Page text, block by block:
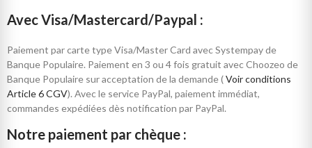
Avec Visa/Mastercard/Paypal :
Paiement par carte type Visa/Master Card avec Systempay de
Banque Populaire. Paiement en 3 ou 4 fois gratuit avec Choozeo de
Banque Populaire sur acceptation de la demande (Voir conditions
Article 6 CGV). Avec le service PayPal, paiement immédiat,
commandes expédiées dès notification par PayPal.
Notre paiement par chèque :